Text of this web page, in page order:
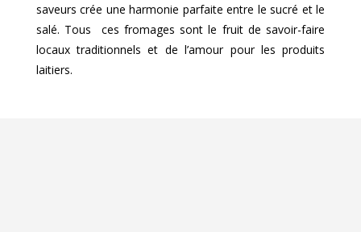
saveurs crée une harmonie parfaite entre le sucré et le
salé. Tous ces fromages sont le fruit de savoir-faire
locaux traditionnels et de l’amour pour les produits
laitiers.